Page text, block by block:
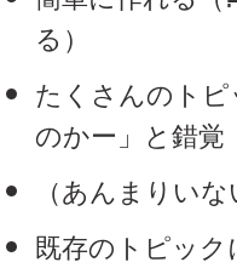
る）
たくさんのト
のかー」と錯覚
（あんまりい
既存のトピッ